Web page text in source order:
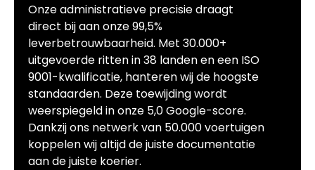
Onze administratieve precisie draagt
direct bij aan onze 99,5%
leverbetrouwbaarheid. Met 30.000+
uitgevoerde ritten in 38 landen en een ISO
9001-kwalificatie, hanteren wij de hoogste
standaarden. Deze toewijding wordt
weerspiegeld in onze 5,0 Google-score.
Dankzij ons netwerk van 50.000 voertuigen
koppelen wij altijd de juiste documentatie
aan de juiste koerier.